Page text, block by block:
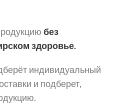
без
здоровье.
индивидуальный
и подберет,